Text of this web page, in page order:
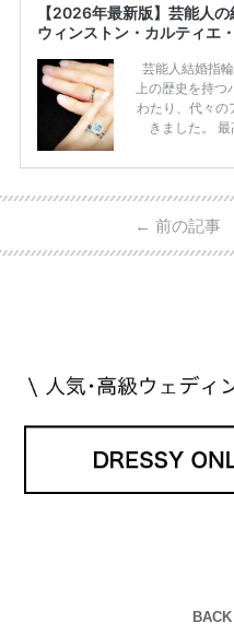
【2026年最新版】芸能人
ウィンストン・カルティエ
芸能人結婚指
上の歴史を持
わたり、代々の
きました。
高品質の宝石
ん・魔裟斗さ
贈られた指輪は
← 前の記事